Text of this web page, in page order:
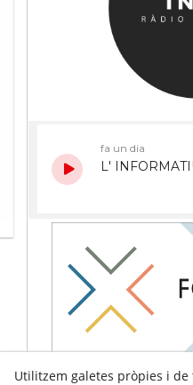
Utilitzem galetes pròpies i